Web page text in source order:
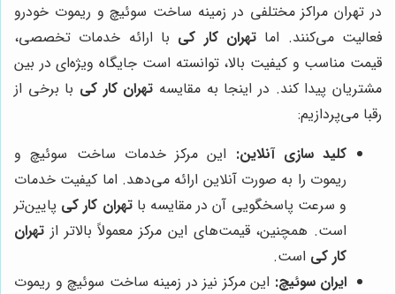
در تهران مراکز مختلفی در زمینه ساخت سوئیچ و ریموت خودرو
فعالیت می‌کنند. اما تهران کار کی با ارائه خدمات تخصصی،
قیمت مناسب و کیفیت بالا، توانسته است جایگاه ویژه‌ای در بین
مشتریان پیدا کند. در اینجا به مقایسه تهران کار کی با برخی از
رقبا می‌پردازیم:
کلید سازی آنلاین: این مرکز خدمات ساخت سوئیچ و
ریموت را به صورت آنلاین ارائه می‌دهد. اما کیفیت خدمات
و سرعت پاسخگویی آن در مقایسه باتهران کار کی پایین‌تر
است. همچنین، قیمت‌های این مرکز معمولاً بالاتر از تهران
کار کی است.
ایران سوئیچ: این مرکز نیز در زمینه ساخت سوئیچ و ریموت